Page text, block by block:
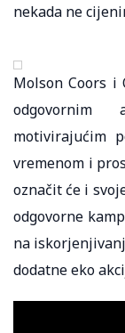
nekada ne
Molson Coors i
motivirajućim
vremenom i
označit će i
odgovorne
na
dodatne eko